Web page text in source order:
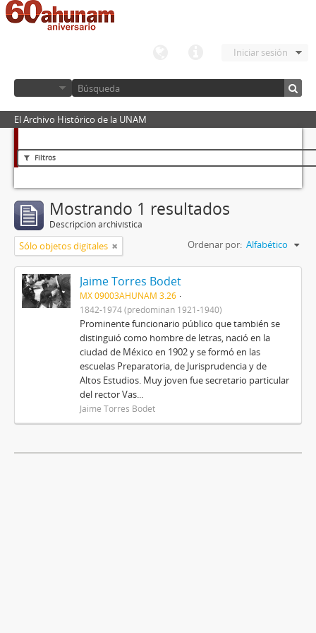
Iniciar sesión
El Archivo Histórico de la UNAM
Filtros
Mostrando 1 resultados
Descripción archivística
Sólo objetos digitales Ordenar por: Alfabético
Jaime Torres Bodet
MX 09003AHUNAM 3.26
1842-1974 (predominan 1921-1940)
Prominente funcionario público que también se
distinguió como hombre de letras, nació en la
ciudad de México en 1902 y se formó en las
escuelas Preparatoria, de Jurisprudencia y de
Altos Estudios. Muy joven fue secretario particular
del rector Vas...
Jaime Torres Bodet